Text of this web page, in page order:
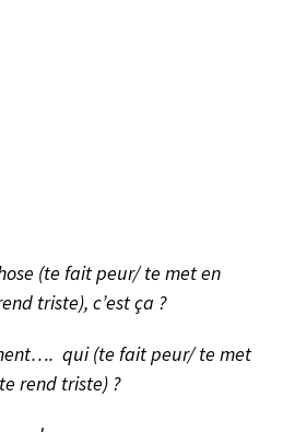
(te fait peur/ te met en
triste), c’est ça ?
qui (te fait peur/ te met
rend triste) ?